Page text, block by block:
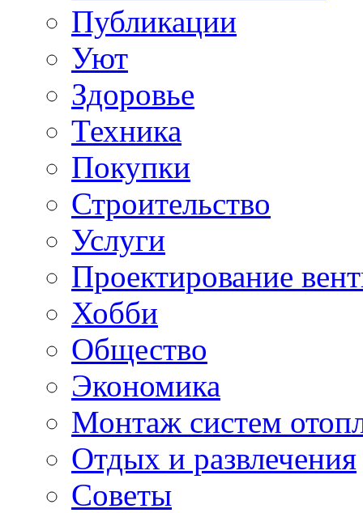
Публикации
Уют
Здоровье
Техника
Покупки
Строительство
Услуги
Проектирование
Хобби
Общество
Экономика
Монтаж систем
Отдых и развлечения
Советы